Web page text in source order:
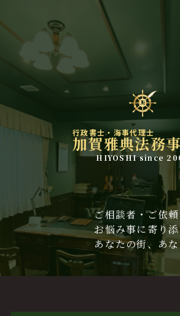
行政書士・海事代理士
加賀雅典法務
HIYOSHI since
ご相談者・ご依
お悩み事に寄り
あなたの街、あ